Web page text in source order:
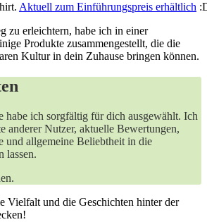
Aktuell zum Einführungspreis erhältlich
⁤zu erleichtern, habe ich in einer
Produkte zusammengestellt, die die
Kultur in ‍dein Zuhause bringen können.
‌habe⁤ ich sorgfältig für dich ausgewählt. ‍Ich
anderer Nutzer, aktuelle Bewertungen,
und ‌allgemeine Beliebtheit in die
lassen.
Vielfalt und die ​Geschichten ‌hinter ‌der